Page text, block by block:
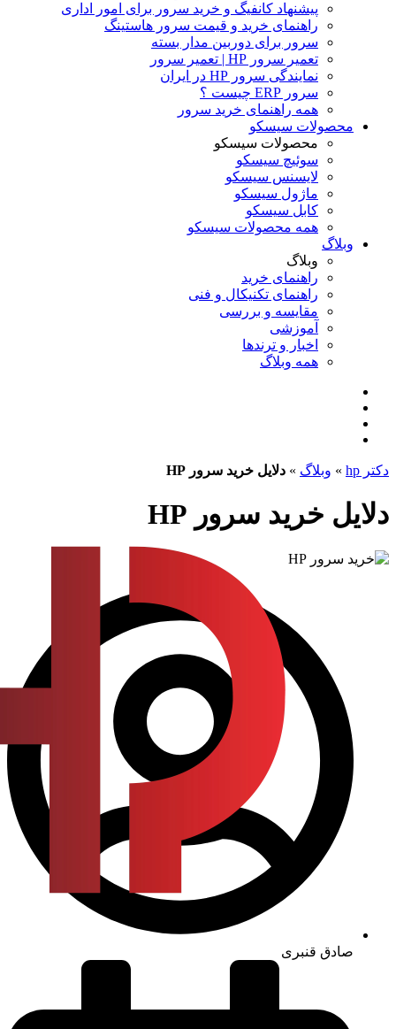
پیشنهاد کانفیگ و خرید سرور برای امور اداری
راهنمای خرید و قیمت سرور هاستینگ
سرور برای دوربین مدار بسته
تعمیر سرور HP | تعمیر سرور
نمایندگی سرور HP در ایران
سرور ERP چیست ؟
همه راهنمای خرید سرور
محصولات سیسکو
محصولات سیسکو
سوئیچ سیسکو
لایسنس سیسکو
ماژول سیسکو
کابل سیسکو
همه محصولات سیسکو
وبلاگ
وبلاگ
راهنمای خرید
راهنمای تکنیکال و فنی
مقایسه و بررسی
آموزشی
اخبار و ترندها
همه وبلاگ
دکتر hp » وبلاگ » دلایل خرید سرور HP
دلایل خرید سرور HP
صادق قنبری